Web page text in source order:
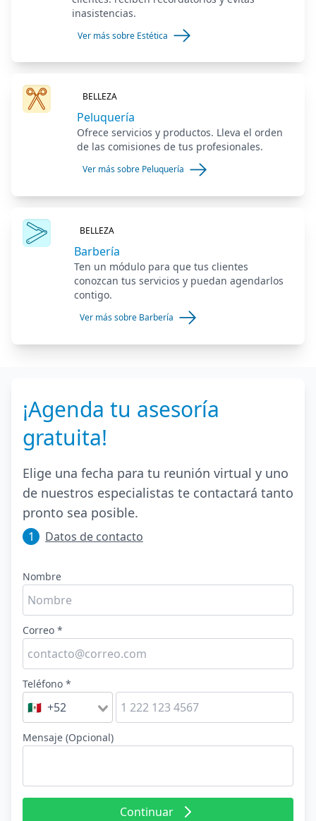
inasistencias.
Ver más sobre Estética
BELLEZA
Peluquería
Ofrece servicios y productos. Lleva el orden
de las comisiones de tus profesionales.
Ver más sobre Peluquería
BELLEZA
Barbería
Ten un módulo para que tus clientes
conozcan tus servicios y puedan agendarlos
contigo.
Ver más sobre Barbería
¡Agenda tu asesoría
gratuita!
Elige una fecha para tu reunión virtual y uno
de nuestros especialistas te contactará tanto
pronto sea posible.
1 Datos de contacto
Nombre
Correo *
Teléfono *
🇲🇽 +52
Mensaje (Opcional)
Continuar